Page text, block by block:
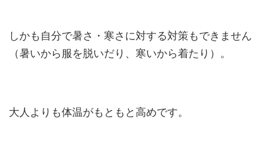
しかも自分で暑さ・寒さに対する対策もできません
（暑いから服を脱いだり、寒いから着たり）。
大人よりも体温がもともと高めです。